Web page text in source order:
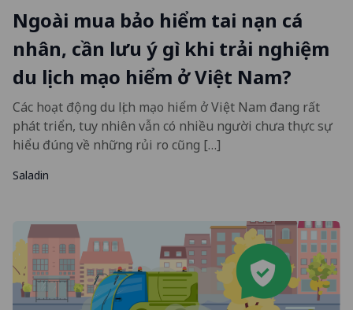
Ngoài mua bảo hiểm tai nạn cá
nhân, cần lưu ý gì khi trải nghiệm
du lịch mạo hiểm ở Việt Nam?
Các hoạt động du lịch mạo hiểm ở Việt Nam đang rất
phát triển, tuy nhiên vẫn có nhiều người chưa thực sự
hiểu đúng về những rủi ro cũng […]
Saladin